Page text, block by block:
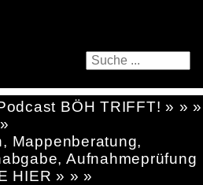
BÖH TRIFFT! » » »
Mappenberatung,
Aufnahmeprüfung
HIER » » »